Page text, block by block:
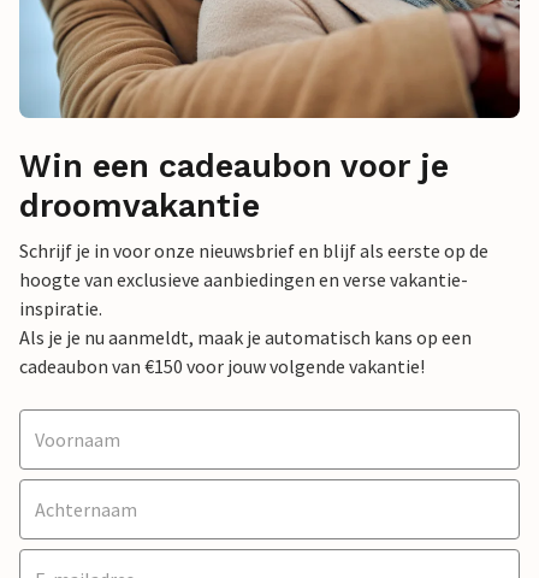
Win een cadeaubon voor je
droomvakantie
Schrijf je in voor onze nieuwsbrief en blijf als eerste op de
hoogte van exclusieve aanbiedingen en verse vakantie-
inspiratie.
Als je je nu aanmeldt, maak je automatisch kans op een
cadeaubon van €150 voor jouw volgende vakantie!